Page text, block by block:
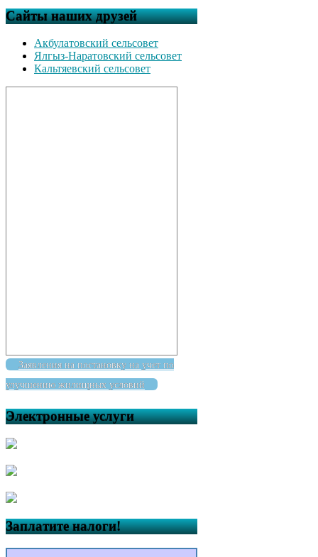
Сайты наших друзей
Акбулатовский сельсовет
Ялгыз-Наратовский сельсовет
Кальтяевский сельсовет
Заявления на постановку на учет по
улучшению жилищных условий
Электронные услуги
Заплатите налоги!